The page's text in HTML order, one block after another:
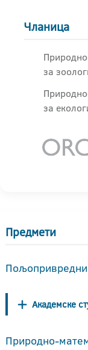
Чланица
за
за
Предмети
Академске
Природно-